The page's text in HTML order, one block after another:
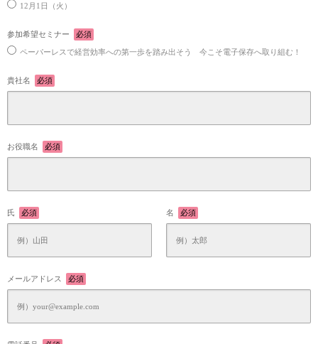
12月1日（火）
参加希望セミナー 必須
ペーパーレスで経営効率への第一歩を踏み出そう 今こそ電子保存へ取り組む！
貴社名 必須
お役職名 必須
氏 必須 名 必須
メールアドレス 必須